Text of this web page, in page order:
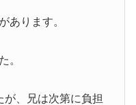
あります。
。
が、兄は次第に負担